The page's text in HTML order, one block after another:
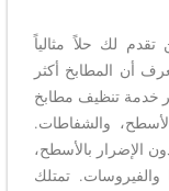
لك حلاً مثالياً
أن المطابخ أكثر
خدمة تنظيف مطابخ
والشفاطات.
الإضرار بالأسطح،
والفيروسات. تمتلك